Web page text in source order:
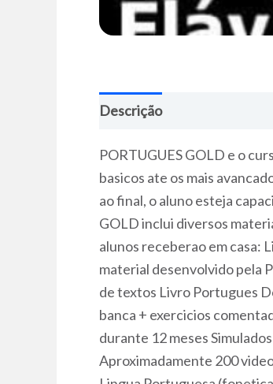
Descrição
PORTUGUES GOLD e o
basicos ate os mais
ao final, o aluno esteja
GOLD inclui diversos
alunos receberao em casa:
material desenvolvido pela
de textos Livro Portugues
banca + exercicios
durante 12 meses
Aproximadamente 200